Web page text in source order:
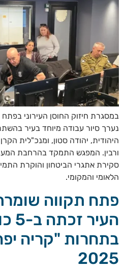
במסגרת חיזוק החוסן העירוני
נערך סיור עבודה מיוחד בעיר
היהודית, יהודה סטון, ומנכ"לית
ורבין. המפגש התמקד בהרחבת
סקירת אתגרי הביטחון והוקרת
הלאומי והמקומי.
פתח תקווה
בתחרות "קריה
2025